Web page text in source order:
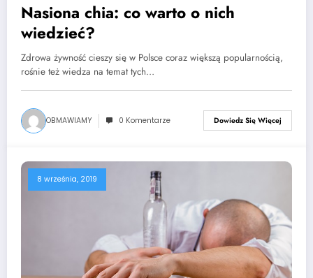
Nasiona chia: co warto o nich
wiedzieć?
Zdrowa żywność cieszy się w Polsce coraz większą popularnością,
rośnie też wiedza na temat tych…
OBMAWIAMY 0 Komentarze Dowiedz Się Więcej
8 września, 2019